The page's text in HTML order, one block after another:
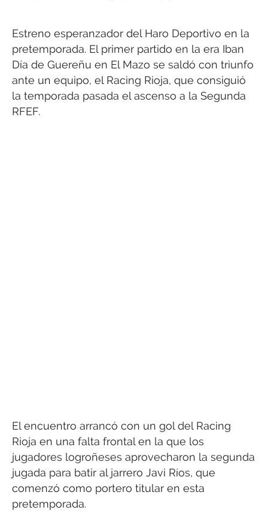
Estreno esperanzador del Haro Deportivo en la
pretemporada. El primer partido en la era Iban
Día de Guereñu en El Mazo se saldó con triunfo
ante un equipo, el Racing Rioja, que consiguió
la temporada pasada el ascenso a la Segunda
RFEF.
El encuentro arrancó con un gol del Racing
Rioja en una falta frontal en la que los
jugadores logroñeses aprovecharon la segunda
jugada para batir al jarrero Javi Ríos, que
comenzó como portero titular en esta
pretemporada.